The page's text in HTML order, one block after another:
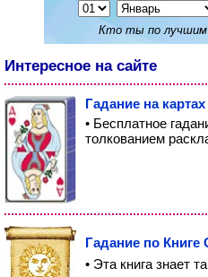
Кто ты по лучшим
Интересное на сайте
Гадание на
• Бесплатное
толкованием
Гадание по Книге
• Эта книга знает